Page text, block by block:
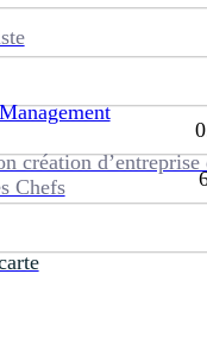
création d’entreprise
Chefs